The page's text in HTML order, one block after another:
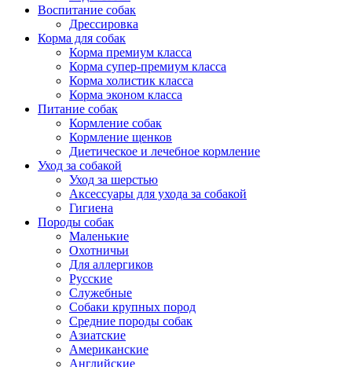
Воспитание собак
Дрессировка
Корма для собак
Корма премиум класса
Корма супер-премиум класса
Корма холистик класса
Корма эконом класса
Питание собак
Кормление собак
Кормление щенков
Диетическое и лечебное кормление
Уход за собакой
Уход за шерстью
Аксессуары для ухода за собакой
Гигиена
Породы собак
Маленькие
Охотничьи
Для аллергиков
Русские
Служебные
Собаки крупных пород
Средние породы собак
Азиатские
Американские
Английские